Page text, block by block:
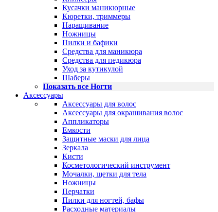
Кусачки маникюрные
Кюретки, триммеры
Наращивание
Ножницы
Пилки и бафики
Средства для маникюра
Средства для педикюра
Уход за кутикулой
Шаберы
Показать все Ногти
Аксессуары
Аксессуары для волос
Аксессуары для окрашивания волос
Аппликаторы
Емкости
Защитные маски для лица
Зеркала
Кисти
Косметологический инструмент
Мочалки, щетки для тела
Ножницы
Перчатки
Пилки для ногтей, бафы
Расходные материалы